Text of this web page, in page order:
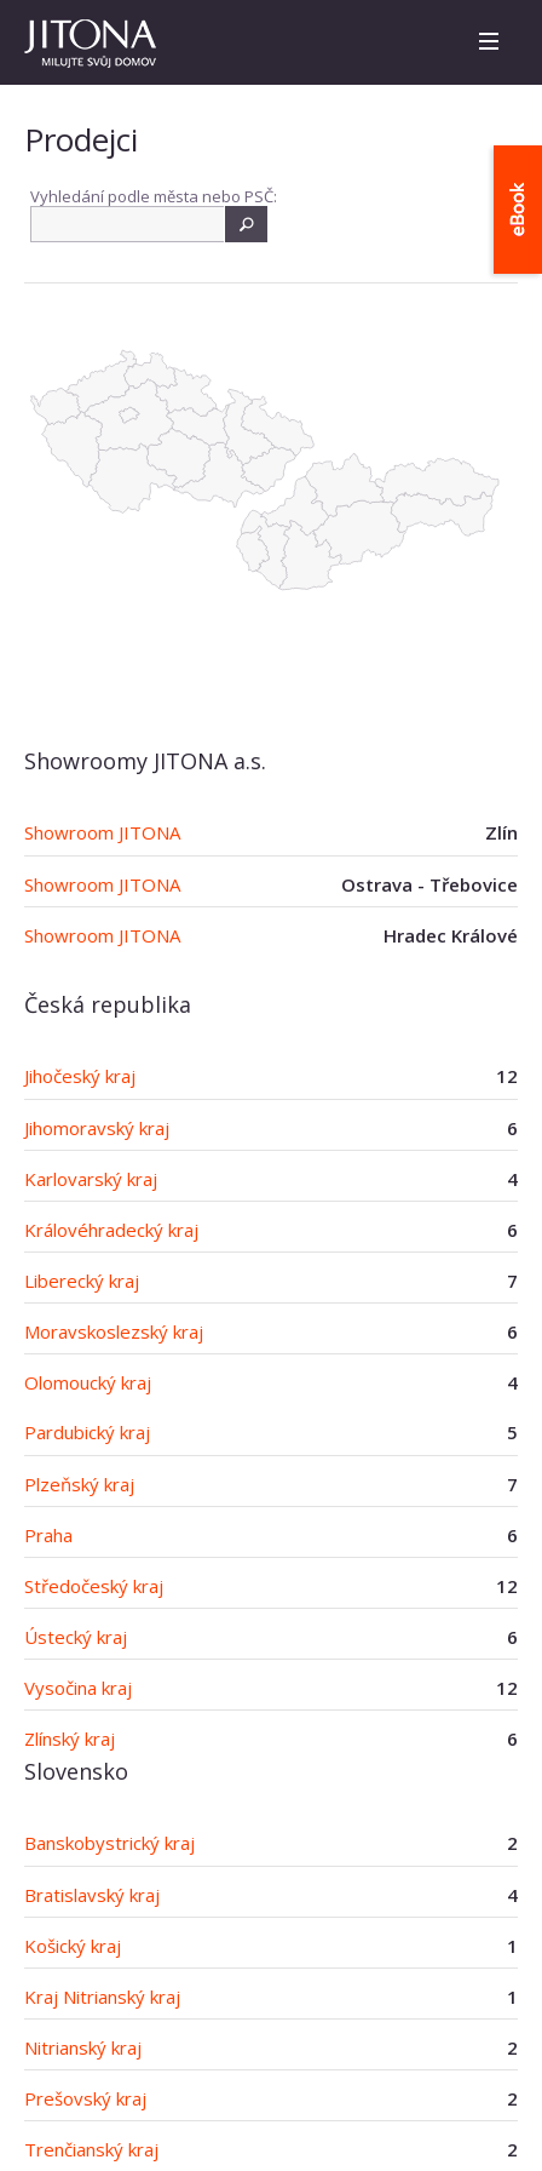
Prodejci
Vyhledání podle města nebo PSČ:
Showroomy JITONA a.s.
Showroom JITONA Zlín
Showroom JITONA Ostrava - Třebovice
Showroom JITONA Hradec Králové
Česká republika
Jihočeský kraj 12
Jihomoravský kraj 6
Karlovarský kraj 4
Královéhradecký kraj 6
Liberecký kraj 7
Moravskoslezský kraj 6
Olomoucký kraj 4
Pardubický kraj 5
Plzeňský kraj 7
Praha 6
Středočeský kraj 12
Ústecký kraj 6
Vysočina kraj 12
Zlínský kraj 6
Slovensko
Banskobystrický kraj 2
Bratislavský kraj 4
Košický kraj 1
Kraj Nitrianský kraj 1
Nitrianský kraj 2
Prešovský kraj 2
Trenčianský kraj 2